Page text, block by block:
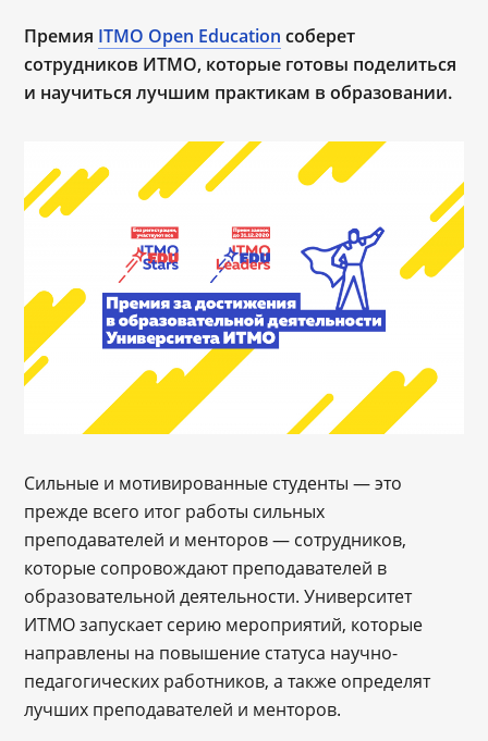
Премия ITMO Open Education соберет
сотрудников ИТМО, которые готовы поделиться
и научиться лучшим практикам в образовании.
Сильные и мотивированные студенты ― это
прежде всего итог работы сильных
преподавателей и менторов ― сотрудников,
которые сопровождают преподавателей в
образовательной деятельности. Университет
ИТМО запускает серию мероприятий, которые
направлены на повышение статуса научно-
педагогических работников, а также определят
лучших преподавателей и менторов.